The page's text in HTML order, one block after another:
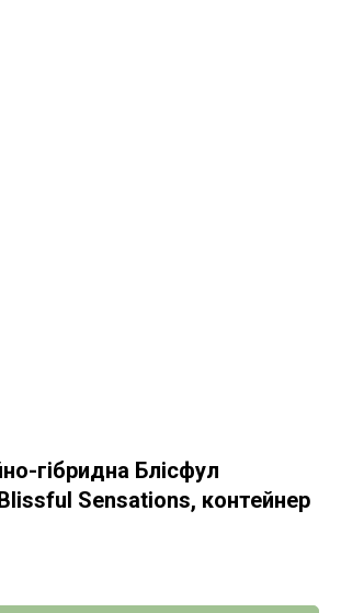
гібридна Блісфул
Sensations, контейнер